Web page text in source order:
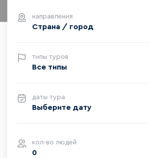
направления
Страна / город
типы туров
Все типы
даты тура
кол-во людей
0